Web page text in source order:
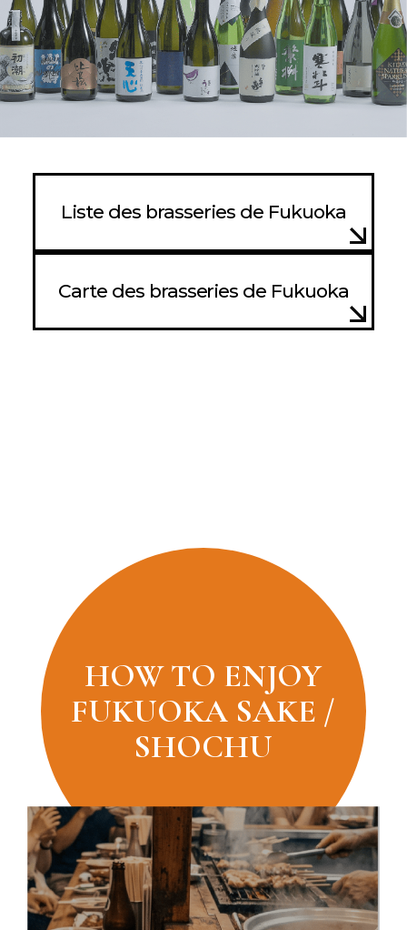
Liste des brasseries de Fukuoka
Carte des brasseries de Fukuoka
HOW TO ENJOY
FUKUOKA SAKE /
SHOCHU